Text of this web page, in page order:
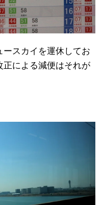
スカイを運休してお
正による減便はそれが